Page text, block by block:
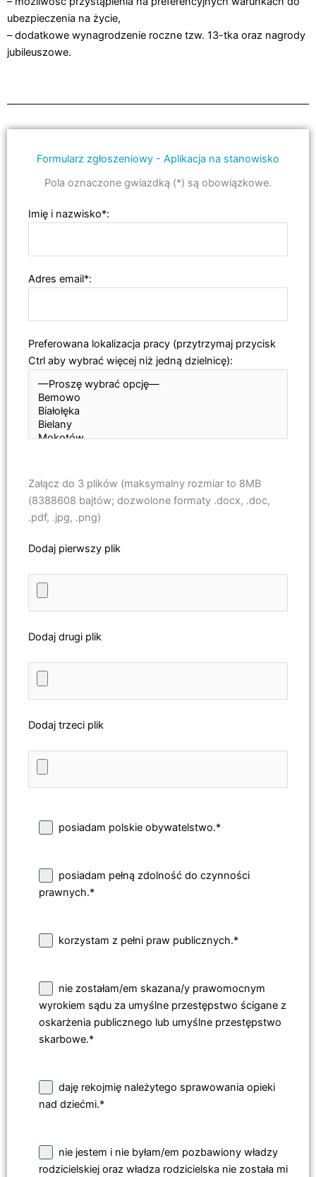
ubezpieczenia na życie,
– dodatkowe wynagrodzenie roczne tzw. 13-tka oraz nagrody
jubileuszowe.
Formularz zgłoszeniowy - Aplikacja na stanowisko
Pola oznaczone gwiazdką (*) są obowiązkowe.
Imię i nazwisko*:
Adres email*:
Preferowana lokalizacja pracy (przytrzymaj przycisk
Ctrl aby wybrać więcej niż jedną dzielnicę):
Załącz do 3 plików (maksymalny rozmiar to 8MB
(8388608 bajtów; dozwolone formaty .docx, .doc,
.pdf, .jpg, .png)
Dodaj pierwszy plik
Dodaj drugi plik
Dodaj trzeci plik
posiadam polskie obywatelstwo.*
posiadam pełną zdolność do czynności
prawnych.*
korzystam z pełni praw publicznych.*
nie zostałam/em skazana/y prawomocnym
wyrokiem sądu za umyślne przestępstwo ścigane z
oskarżenia publicznego lub umyślne przestępstwo
skarbowe.*
daję rekojmię należytego sprawowania opieki
nad dziećmi.*
nie jestem i nie byłam/em pozbawiony władzy
rodzicielskiej oraz władza rodzicielska nie została mi